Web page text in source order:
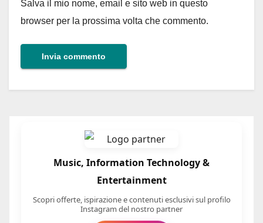
Salva il mio nome, email e sito web in questo
browser per la prossima volta che commento.
Music, Information Technology &
Entertainment
Scopri offerte, ispirazione e contenuti esclusivi sul profilo
Instagram del nostro partner